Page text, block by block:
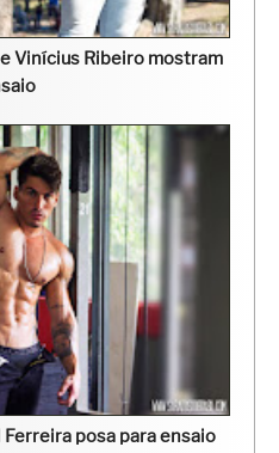
Vinícius Ribeiro mostram
posa para ensaio